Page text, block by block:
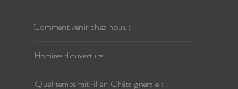
Comment venir chez nous ?
Horaires d’ouverture
Quel temps fait-il en Châtaigneraie ?